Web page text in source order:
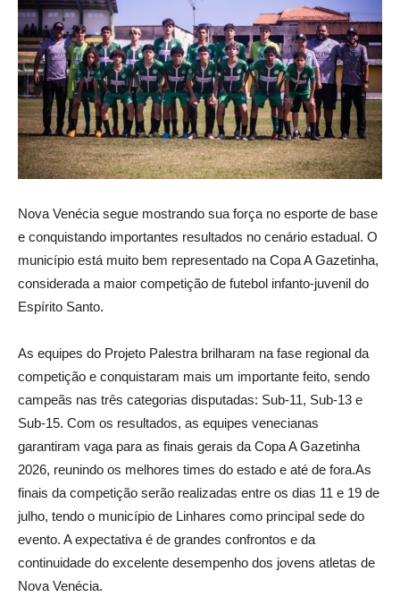
Nova Venécia segue mostrando sua força no esporte de base
e conquistando importantes resultados no cenário estadual. O
município está muito bem representado na Copa A Gazetinha,
considerada a maior competição de futebol infanto-juvenil do
Espírito Santo.
As equipes do Projeto Palestra brilharam na fase regional da
competição e conquistaram mais um importante feito, sendo
campeãs nas três categorias disputadas: Sub-11, Sub-13 e
Sub-15. Com os resultados, as equipes venecianas
garantiram vaga para as finais gerais da Copa A Gazetinha
2026, reunindo os melhores times do estado e até de fora.As
finais da competição serão realizadas entre os dias 11 e 19 de
julho, tendo o município de Linhares como principal sede do
evento. A expectativa é de grandes confrontos e da
continuidade do excelente desempenho dos jovens atletas de
Nova Venécia.